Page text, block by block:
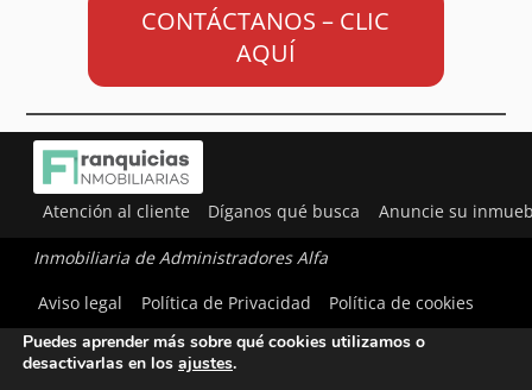
CONTÁCTANOS – CLIC
AQUÍ
Atención al cliente Díganos qué busca Anuncie su
Inmobiliaria de Administradores Alfa
Aviso legal
Política de Privacidad Política de cookies
Utilizamos cookies para ofrecerte la mejor experiencia en
nuestra web.
Puedes aprender más sobre qué cookies utilizamos o
desactivarlas en los ajustes.